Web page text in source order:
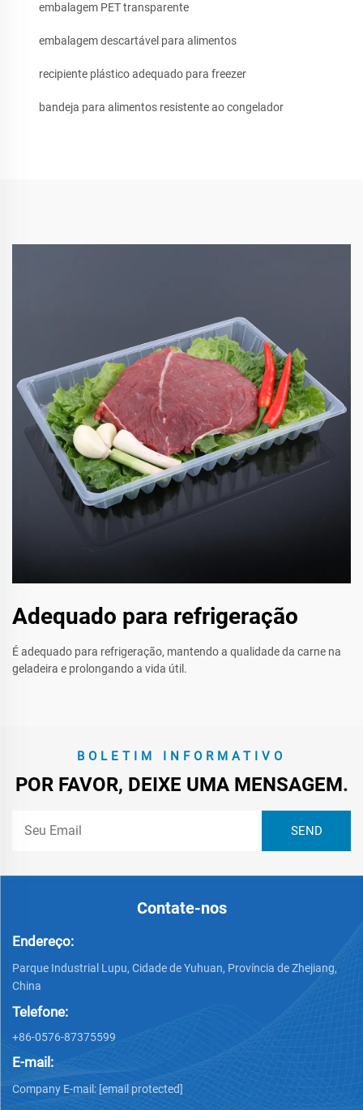
embalagem PET transparente
embalagem descartável para alimentos
recipiente plástico adequado para freezer
bandeja para alimentos resistente ao congelador
Adequado para refrigeração
É adequado para refrigeração, mantendo a qualidade da carne na
geladeira e prolongando a vida útil.
BOLETIM INFORMATIVO
POR FAVOR, DEIXE UMA MENSAGEM.
Contate-nos
Endereço:
Parque Industrial Lupu, Cidade de Yuhuan, Província de Zhejiang,
China
Telefone:
+86-0576-87375599
E-mail:
Company E-mail: [email protected]